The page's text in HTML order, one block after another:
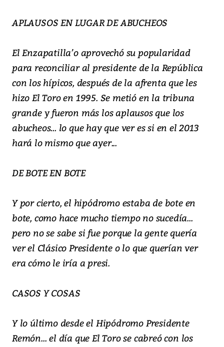
APLAUSOS EN LUGAR DE ABUCHEOS
El Enzapatilla’o aprovechó su popularidad
para reconciliar al presidente de la República
con los hípicos, después de la afrenta que les
hizo El Toro en 1995. Se metió en la tribuna
grande y fueron más los aplausos que los
abucheos... lo que hay que ver es si en el 2013
hará lo mismo que ayer...
DE BOTE EN BOTE
Y por cierto, el hipódromo estaba de bote en
bote, como hace mucho tiempo no sucedía...
pero no se sabe si fue porque la gente quería
ver el Clásico Presidente o lo que querían ver
era cómo le iría a presi.
CASOS Y COSAS
Y lo último desde el Hipódromo Presidente
Remón... el día que El Toro se cabreó con los